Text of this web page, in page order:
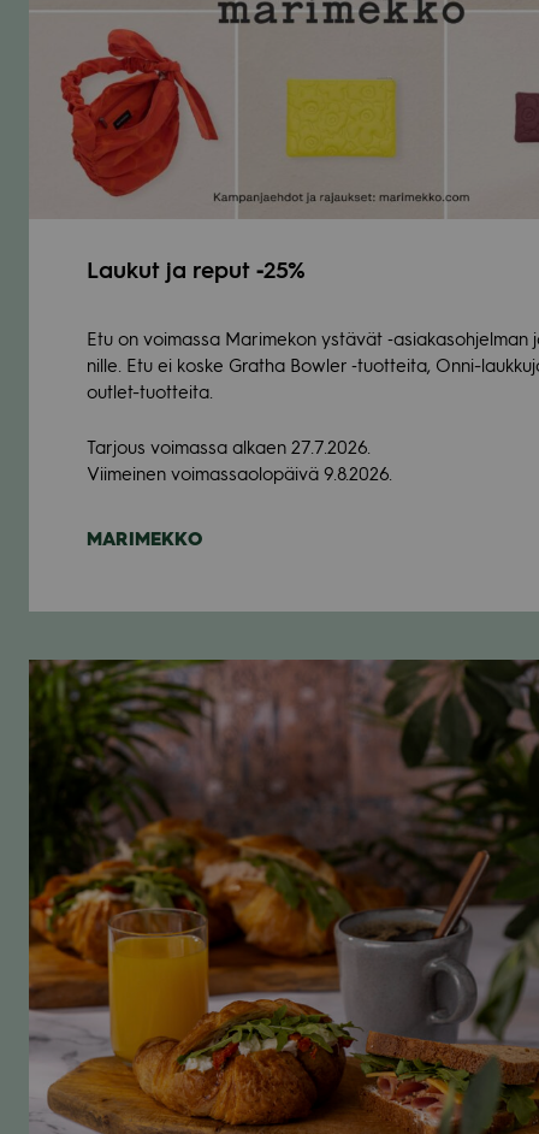
Lau­kut ja reput ‑25%
Etu on voi­massa Mari­me­kon ystä­vät
nille. Etu ei koske Gratha Bow­ler ‑tuot­teita, Onni-
out­let-tuot­teita.
Tar­jous voi­massa alkaen 27.7.2026.
Vii­mei­nen voi­mas­sao­lo­päivä 9.8.2026.
MARI­MEKKO